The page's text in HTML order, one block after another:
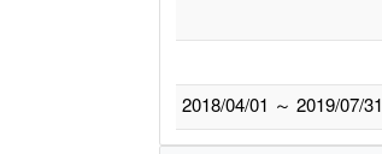
2018/04/01 ～ 2019/07/31